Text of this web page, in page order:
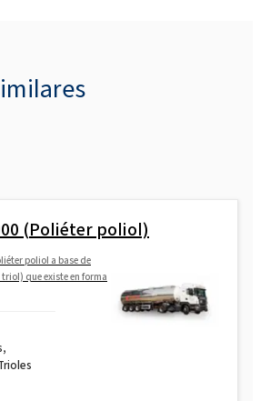
(Poliéter poliol)
poliol a base de
que existe en forma